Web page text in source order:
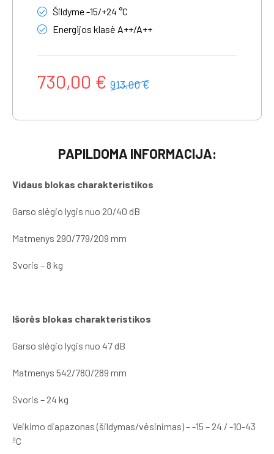
Šildyme -15/+24 °C
Energijos klasė A++/A++
730,00 € 913,00 €
PAPILDOMA INFORMACIJA:
Vidaus blokas charakteristikos
Garso slėgio lygis nuo 20/40 dB
Matmenys 290/779/209 mm
Svoris – 8 kg
Išorės blokas charakteristikos
Garso slėgio lygis nuo 47 dB
Matmenys 542/780/289 mm
Svoris – 24 kg
Veikimo diapazonas (šildymas/vėsinimas) – -15 – 24 / -10-43
ºC